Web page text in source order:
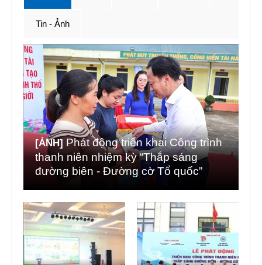
[ẢNH] Phát động triển khai Công trình
thanh niên nhiệm kỳ “Thắp sáng
đường biên - Đường cờ Tổ quốc”
Tin - Ảnh